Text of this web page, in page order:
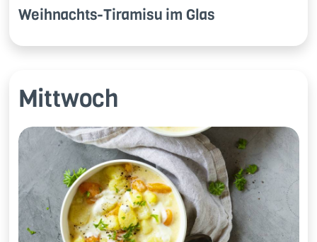
Weih­nachts-Ti­ra­mi­su im Glas
Mittwoch